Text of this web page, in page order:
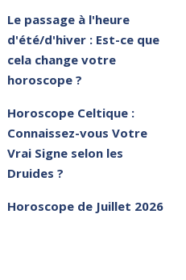
Le passage à l'heure
d'été/d'hiver : Est-ce que
cela change votre
horoscope ?
Horoscope Celtique :
Connaissez-vous Votre
Vrai Signe selon les
Druides ?
Horoscope de Juillet 2026